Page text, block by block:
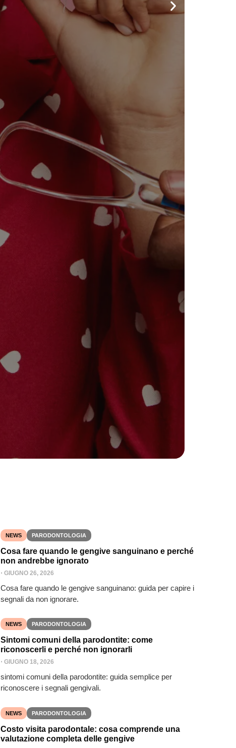
NEWS PARODONTOLOGIA
Cosa fare quando le gengive sanguinano e perché
non andrebbe ignorato
⋅ GIUGNO 26, 2026
Cosa fare quando le gengive sanguinano: guida per capire i
segnali da non ignorare.
NEWS PARODONTOLOGIA
Sintomi comuni della parodontite: come
riconoscerli e perché non ignorarli
⋅ GIUGNO 18, 2026
sintomi comuni della parodontite: guida semplice per
riconoscere i segnali gengivali.
NEWS PARODONTOLOGIA
Costo visita parodontale: cosa comprende una
valutazione completa delle gengive